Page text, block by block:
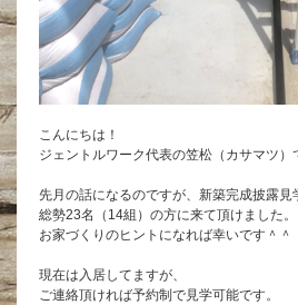
こんにちは！
ジェントルワーク代表の笠松（カサマツ）
先月の話になるのですが、新築完成披露見
総勢23名（14組）の方に来て頂けました。
お家づくりのヒントになれば幸いです＾＾
現在は入居してますが、
ご連絡頂ければ予約制で見学可能です。